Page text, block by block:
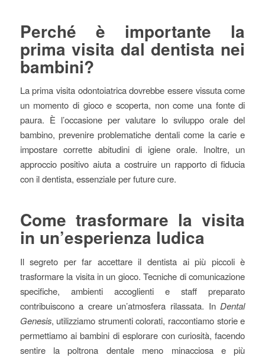
Perché è importante la
prima visita dal dentista nei
bambini?
La prima visita odontoiatrica dovrebbe essere vissuta come
un momento di gioco e scoperta, non come una fonte di
paura. È l’occasione per valutare lo sviluppo orale del
bambino, prevenire problematiche dentali come la carie e
impostare corrette abitudini di igiene orale. Inoltre, un
approccio positivo aiuta a costruire un rapporto di fiducia
con il dentista, essenziale per future cure.
Come trasformare la visita
in un’esperienza ludica
Il segreto per far accettare il dentista ai più piccoli è
trasformare la visita in un gioco. Tecniche di comunicazione
specifiche, ambienti accoglienti e staff preparato
contribuiscono a creare un’atmosfera rilassata. In Dental
Genesis, utilizziamo strumenti colorati, raccontiamo storie e
permettiamo ai bambini di esplorare con curiosità, facendo
sentire la poltrona dentale meno minacciosa e più